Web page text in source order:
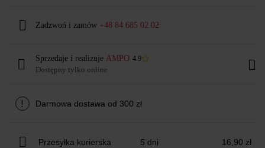
Zadzwoń i zamów +48 84 685 02 02
Sprzedaje i realizuje AMPO 4.9
Dostępny tylko online
! Darmowa dostawa od 300 zł
Przesyłka kurierska 5 dni 16,90 zł